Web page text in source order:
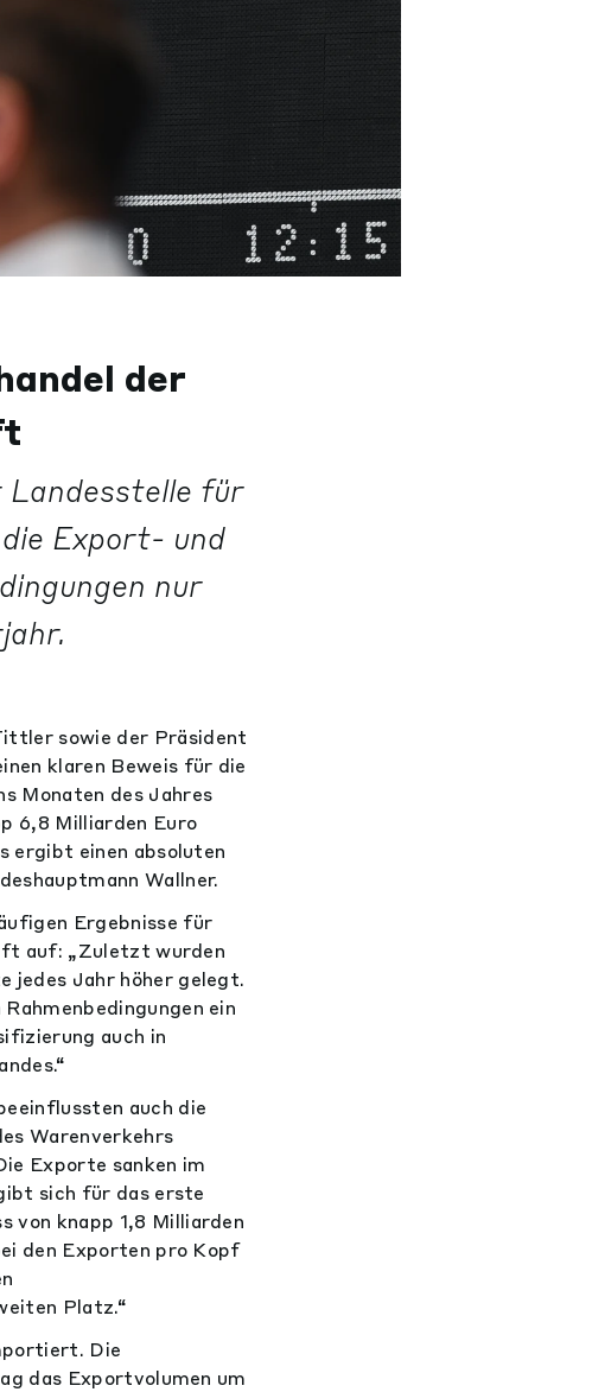
der
Landesstelle für
Export- und
nur
sowie der Präsident
klaren Beweis für die
Monaten des Jahres
6,8 Milliarden Euro
ergibt einen absoluten
Wallner.
Ergebnisse für
auf: „Zuletzt wurden
jedes Jahr höher gelegt.
ein
auch in
auch die
Warenverkehrs
Exporte sanken im
sich für das erste
von knapp 1,8 Milliarden
den Exporten pro Kopf
Platz.“
Die
das Exportvolumen um